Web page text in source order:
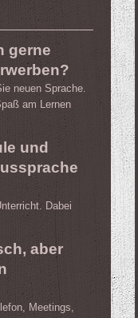
gerne
neuen Sprache.
am Lernen
und
Dabei
aber
Meetings,